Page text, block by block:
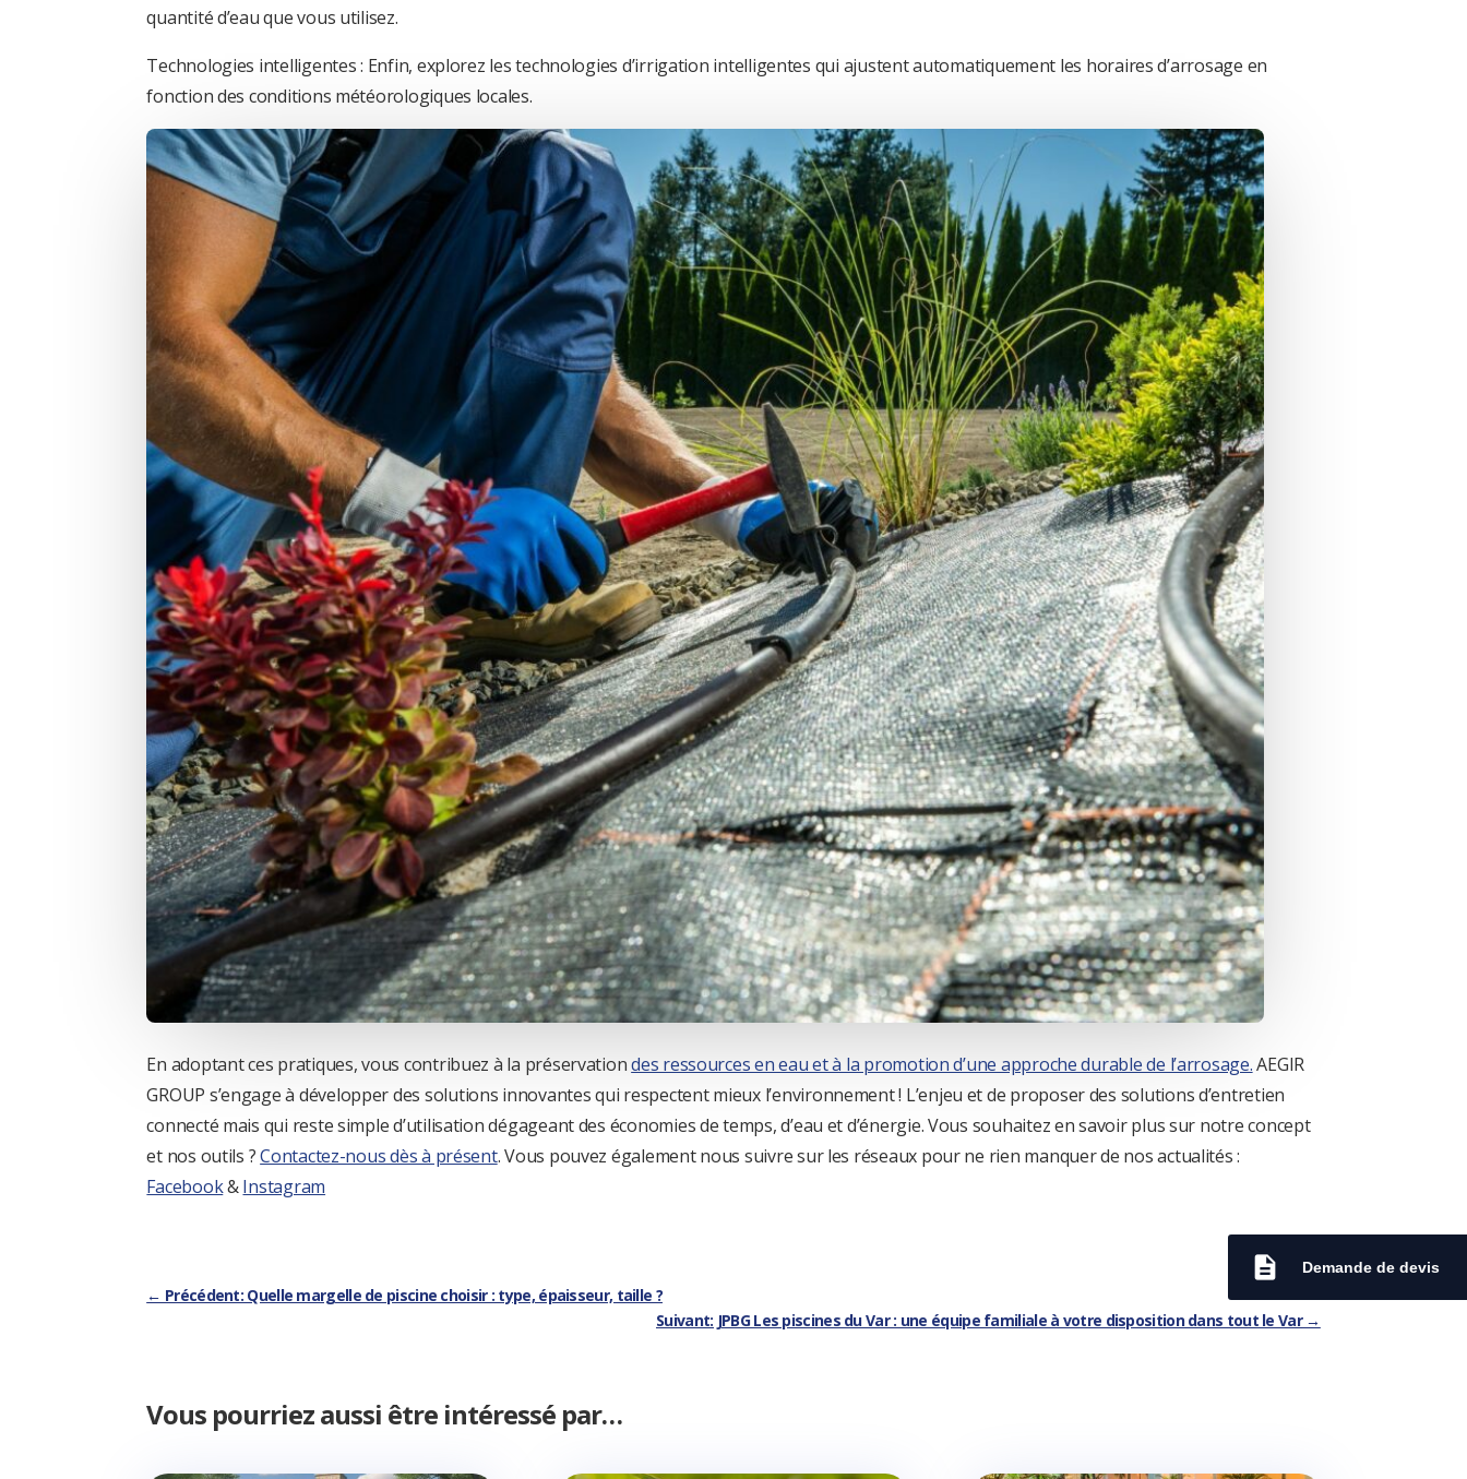
description Demande de devis
quantité d’eau que vous utilisez.
Technologies intelligentes : Enfin, explorez les technologies d’irrigation intelligentes qui ajustent automatiquement les horaires d’arrosage en
fonction des conditions météorologiques locales.
En adoptant ces pratiques, vous contribuez à la préservationdes ressources en eau et à la promotion d’une approche durable de l’arrosage.AEGIR
GROUP s’engage à développer des solutions innovantes qui respectent mieux l’environnement ! L’enjeu et de proposer des solutions d’entretien
connecté mais qui reste simple d’utilisation dégageant des économies de temps, d’eau et d’énergie. Vous souhaitez en savoir plus sur notre concept
et nos outils ?Contactez-nous dès à présent. Vous pouvez également nous suivre sur les réseaux pour ne rien manquer de nos actualités :
Facebook&Instagram
← Précédent: Quelle margelle de piscine choisir : type, épaisseur, taille ?
Suivant: JPBG Les piscines du Var : une équipe familiale à votre disposition dans tout le Var→
Vous pourriez aussi être intéressé par…